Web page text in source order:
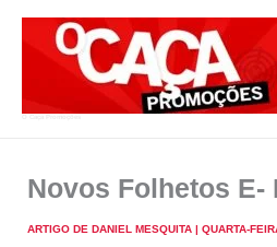
Novos Folhetos E-
ARTIGO DE DANIEL MESQUITA | QUARTA-